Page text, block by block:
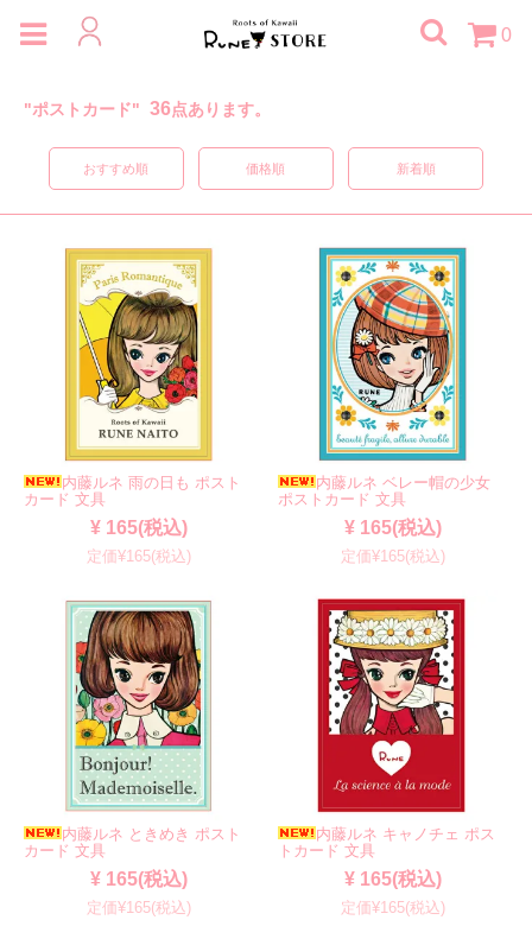
0
"ポストカード" 36点あります。
おすすめ順 価格順 新着順
内藤ルネ 雨の日も ポスト
カード 文具
¥ 165(税込)
定価¥165(税込)
内藤ルネ ベレー帽の少女
ポストカード 文具
¥ 165(税込)
定価¥165(税込)
内藤ルネ ときめき ポスト
カード 文具
¥ 165(税込)
定価¥165(税込)
内藤ルネ キャノチェ ポス
トカード 文具
¥ 165(税込)
定価¥165(税込)